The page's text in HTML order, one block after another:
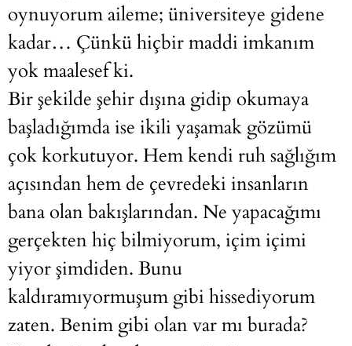
oynuyorum aileme; üniversiteye gidene
kadar… Çünkü hiçbir maddi imkanım
yok maalesef ki.
Bir şekilde şehir dışına gidip okumaya
başladığımda ise ikili yaşamak gözümü
çok korkutuyor. Hem kendi ruh sağlığım
açısından hem de çevredeki insanların
bana olan bakışlarından. Ne yapacağımı
gerçekten hiç bilmiyorum, içim içimi
yiyor şimdiden. Bunu
kaldıramıyormuşum gibi hissediyorum
zaten. Benim gibi olan var mı burada?